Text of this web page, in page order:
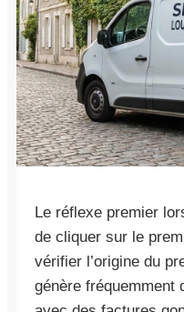
Le réflexe premier
de cliquer sur le
vérifier l’origine du
génère fréquemment